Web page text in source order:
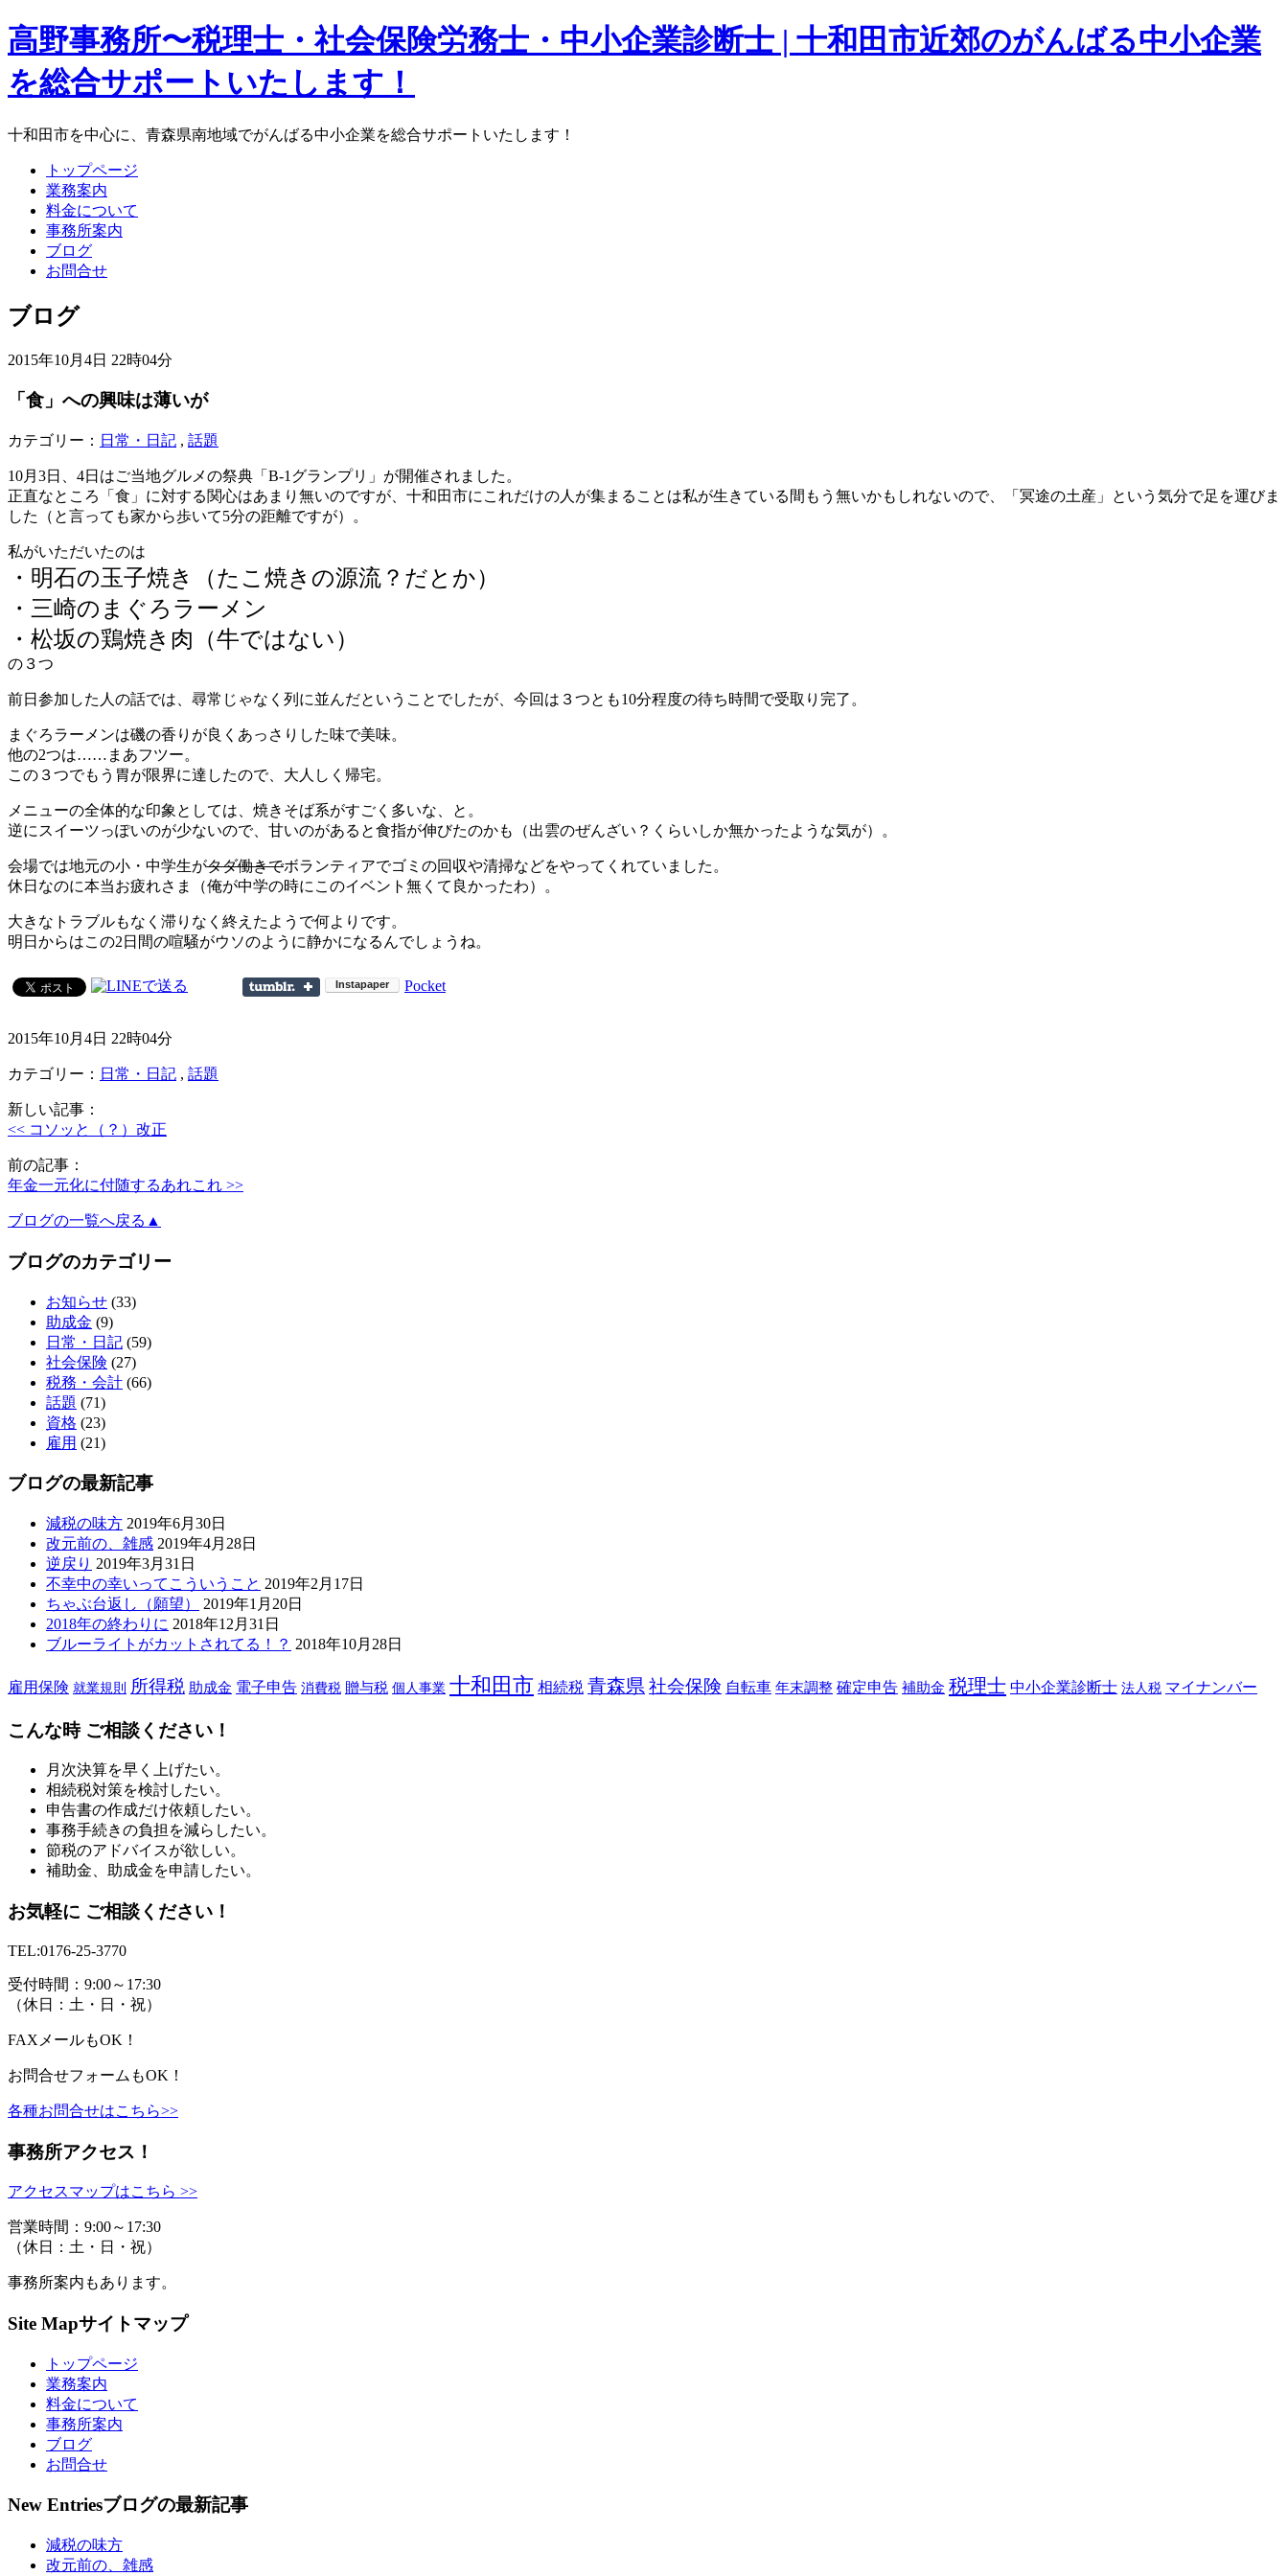
高野事務所〜税理士・社会保険労務士・中小企業診断士 | 十和田市近郊のがんばる中小企業
を総合サポートいたします！
十和田市を中心に、青森県南地域でがんばる中小企業を総合サポートいたします！
トップページ
業務案内
料金について
事務所案内
ブログ
お問合せ
ブログ
2015年10月4日 22時04分
「食」への興味は薄いが
カテゴリー： 日常・日記 , 話題
10月3日、4日はご当地グルメの祭典「B-1グランプリ」が開催されました。
正直なところ「食」に対する関心はあまり無いのですが、十和田市にこれだけの人が集まることは私が生きている間もう無いかもしれないので、「冥途の土産」という気分で足を運びま
した（と言っても家から歩いて5分の距離ですが）。
私がいただいたのは
・明石の玉子焼き（たこ焼きの源流？だとか）
・三崎のまぐろラーメン
・松坂の鶏焼き肉（牛ではない）
の３つ
前日参加した人の話では、尋常じゃなく列に並んだということでしたが、今回は３つとも10分程度の待ち時間で受取り完了。
まぐろラーメンは磯の香りが良くあっさりした味で美味。
他の2つは……まあフツー。
この３つでもう胃が限界に達したので、大人しく帰宅。
メニューの全体的な印象としては、焼きそば系がすごく多いな、と。
逆にスイーツっぽいのが少ないので、甘いのがあると食指が伸びたのかも（出雲のぜんざい？くらいしか無かったような気が）。
会場では地元の小・中学生がタダ働きでボランティアでゴミの回収や清掃などをやってくれていました。
休日なのに本当お疲れさま（俺が中学の時にこのイベント無くて良かったわ）。
大きなトラブルもなく滞りなく終えたようで何よりです。
明日からはこの2日間の喧騒がウソのように静かになるんでしょうね。
Pocket
2015年10月4日 22時04分
カテゴリー： 日常・日記 , 話題
新しい記事：
<< コソッと（？）改正
前の記事：
年金一元化に付随するあれこれ >>
ブログの一覧へ戻る▲
ブログのカテゴリー
お知らせ (33)
助成金 (9)
日常・日記 (59)
社会保険 (27)
税務・会計 (66)
話題 (71)
資格 (23)
雇用 (21)
ブログの最新記事
減税の味方 2019年6月30日
改元前の、雑感 2019年4月28日
逆戻り 2019年3月31日
不幸中の幸いってこういうこと 2019年2月17日
ちゃぶ台返し（願望）
2019年1月20日
2018年の終わりに 2018年12月31日
ブルーライトがカットされてる！？ 2018年10月28日
雇用保険 就業規則 所得税 助成金 電子申告 消費税 贈与税 個人事業 十和田市 相続税 青森県 社会保険 自転車 年末調整 確定申告 補助金 税理士 中小企業診断士 法人税 マイナンバー
こんな時 ご相談ください！
月次決算を早く上げたい。
相続税対策を検討したい。
申告書の作成だけ依頼したい。
事務手続きの負担を減らしたい。
節税のアドバイスが欲しい。
補助金、助成金を申請したい。
お気軽に ご相談ください！
TEL:0176-25-3770
受付時間：9:00～17:30
（休日：土・日・祝）
FAX メールもOK！
お問合せフォームもOK！
各種お問合せはこちら>>
事務所アクセス！
アクセスマップはこちら >>
営業時間：9:00～17:30
（休日：土・日・祝）
事務所案内もあります。
Site Mapサイトマップ
トップページ
業務案内
料金について
事務所案内
ブログ
お問合せ
New Entriesブログの最新記事
減税の味方
改元前の、雑感